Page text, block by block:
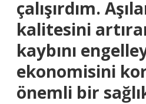
çalışırdım.
kalitesini
kaybını
ekonomisini
önemli bir